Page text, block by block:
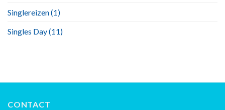
Singlereizen(1)
Singles Day(11)
CONTACT